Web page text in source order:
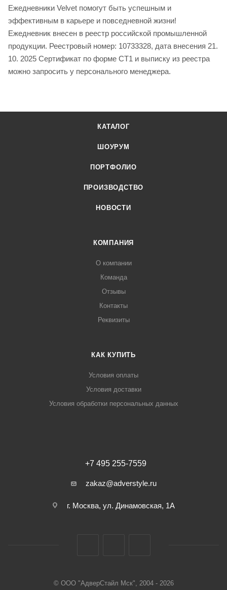
Ежедневники Velvet помогут быть успешным и
эффективным в карьере и повседневной жизни!
Ежедневник внесен в реестр российской промышленной
продукции. Реестровый номер: 10733328, дата внесения 21.
10. 2025 Сертификат по форме СТ1 и выписку из реестра
можно запросить у персонального менеджера.
КАТАЛОГ
ШОУРУМ
ПОРТФОЛИО
ПРОИЗВОДСТВО
НОВОСТИ
КОМПАНИЯ
О компании
Команда
Отзывы
Контакты
Реквизиты
КАК КУПИТЬ
Условия оплаты
Условия доставки
Условия обработки персональных данных
+7 495 255-7559
zakaz@adverstyle.ru
г. Москва, ул. Динамовская, 1А
© ООО "АдверСтайл Мск", 2004 - 2026